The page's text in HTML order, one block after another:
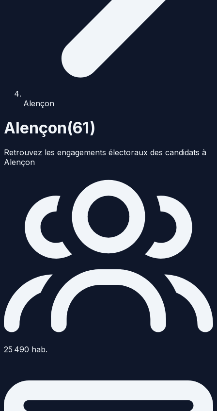
Alençon
Alençon(61)
Retrouvez les engagements électoraux des candidats à
Alençon
25 490 hab.